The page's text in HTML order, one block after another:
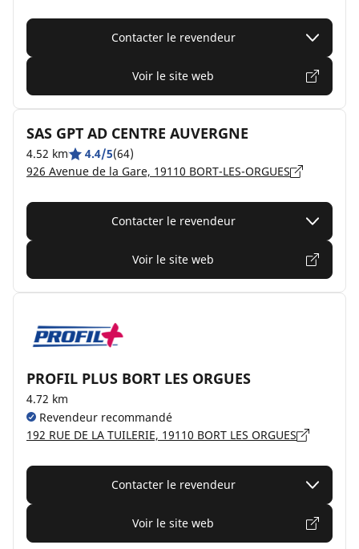
Contacter le revendeur
Voir le site web
SAS GPT AD CENTRE AUVERGNE
4.52 km 4.4/5(64)
926 Avenue de la Gare, 19110 BORT-LES-ORGUES
Contacter le revendeur
Voir le site web
PROFIL PLUS BORT LES ORGUES
4.72 km
Revendeur recommandé
192 RUE DE LA TUILERIE, 19110 BORT LES ORGUES
Contacter le revendeur
Voir le site web